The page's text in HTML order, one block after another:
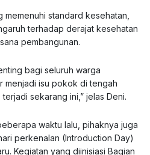
standard kesehatan,
terhadap derajat kesehatan
pembangunan.
bagi seluruh warga
menjadi isu pokok di tengah
sekarang ini,” jelas Deni.
waktu lalu, pihaknya juga
perkenalan (Introduction Day)
Kegiatan yang diinisiasi Bagian